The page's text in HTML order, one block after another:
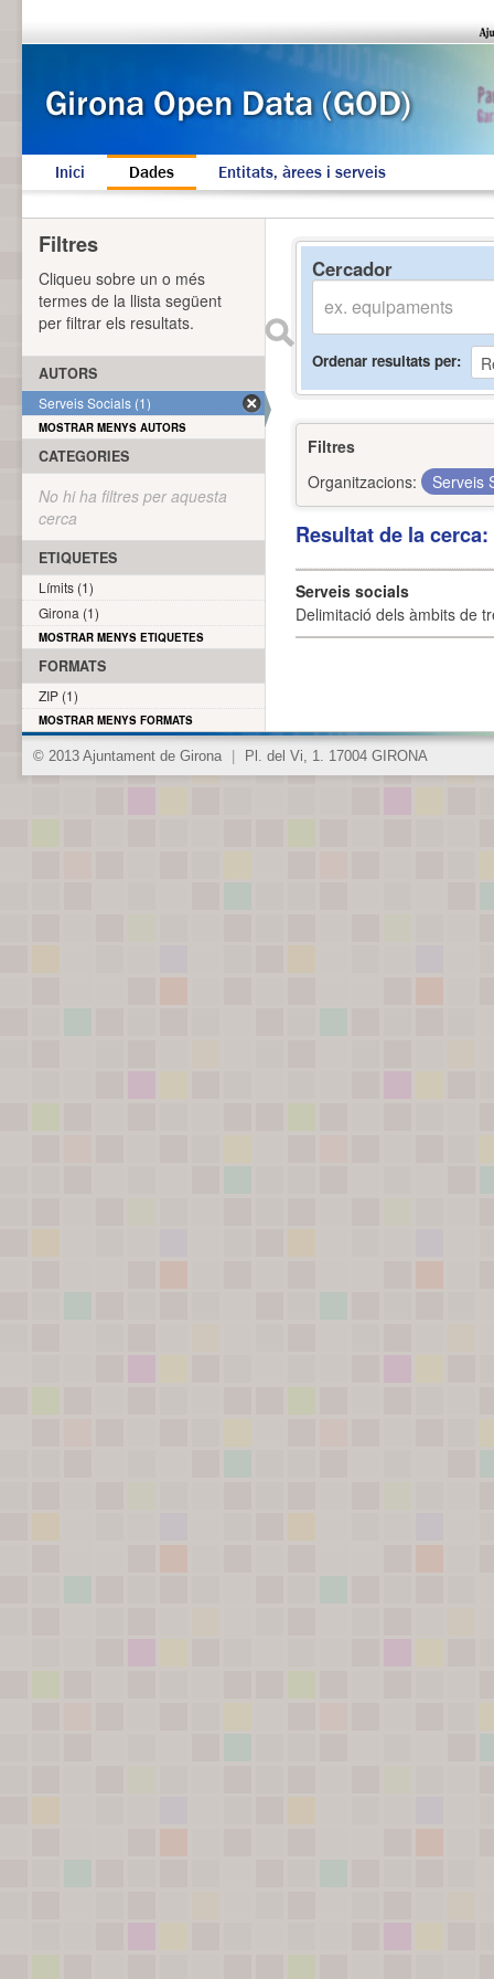
Inici Dades Entitats, àrees i serveis
Cercador
Ordenar resultats per
Filtres
Organitzacions:
Serveis
Resultat de la
Serveis socials
Delimitació dels àmbits de
Filtres
Cliqueu sobre un o més
termes de la llista següent
per filtrar els resultats.
AUTORS
Serveis Socials (1)
MOSTRAR MENYS AUTORS
CATEGORIES
No hi ha filtres per aquesta
cerca
ETIQUETES
Límits (1)
Girona (1)
MOSTRAR MENYS ETIQUETES
FORMATS
ZIP (1)
MOSTRAR MENYS FORMATS
© 2013 Ajuntament de Girona Pl. del Vi, 1. 17004 GIRONA